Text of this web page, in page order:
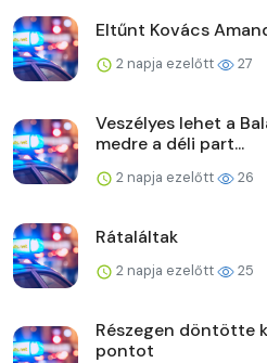
Eltűnt Kovács
2 napja ezelőtt 27
Veszélyes lehet a
medre a déli part...
2 napja ezelőtt 26
Rátaláltak
2 napja ezelőtt 25
Részegen döntötte
pontot